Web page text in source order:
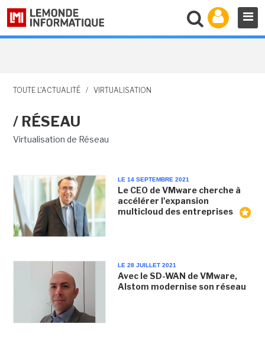
TOUTE L'ACTUALITÉ / VIRTUALISATION
/ RÉSEAU
Virtualisation de Réseau
LE 14 SEPTEMBRE 2021
Le CEO de VMware cherche à
accélérer l'expansion
multicloud des entreprises
LE 28 JUILLET 2021
Avec le SD-WAN de VMware,
Alstom modernise son réseau